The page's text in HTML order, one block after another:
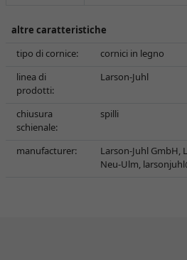
altre caratteristiche
tipo di cornice:
cornici in legno
linea di
prodotti:
Larson-Juhl
chiusura
schienale:
spilli
manufacturer:
Larson-Juhl GmbH,
Neu-Ulm,